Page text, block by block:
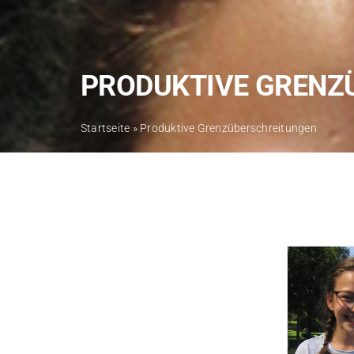
PRODUKTIVE
Startseite » Produktive Grenzüberschreitungen